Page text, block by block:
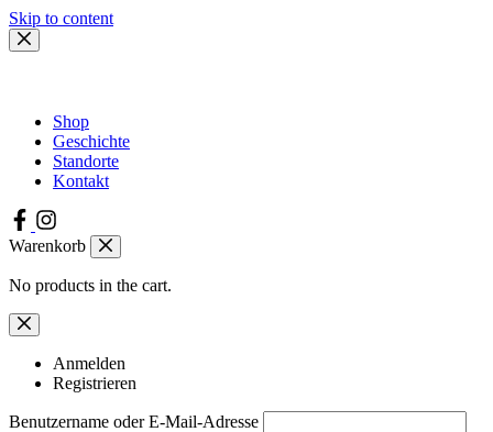
Skip to content
Shop
Geschichte
Standorte
Kontakt
Warenkorb
No products in the cart.
Anmelden
Registrieren
Benutzername oder E-Mail-Adresse